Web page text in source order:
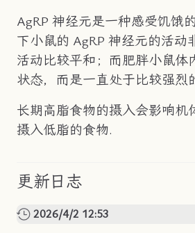
AgRP 神经元是一种感受饥饿
下小鼠的 AgRP 神经元的活动
活动比较平和；而肥胖小鼠体
状态，而是一直处于比较强烈
长期高脂食物的摄入会影响机
摄入低脂的食物.
更新日志
2026/4/2 12:53